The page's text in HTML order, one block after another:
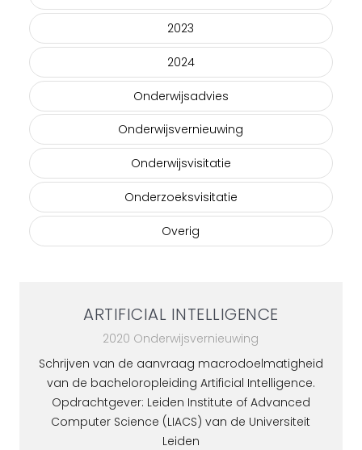
2023
2024
Onderwijsadvies
Onderwijsvernieuwing
Onderwijsvisitatie
Onderzoeksvisitatie
Overig
ARTIFICIAL INTELLIGENCE
2020 Onderwijsvernieuwing
Schrijven van de aanvraag macrodoelmatigheid
van de bacheloropleiding Artificial Intelligence.
Opdrachtgever: Leiden Institute of Advanced
Computer Science (LIACS) van de Universiteit
Leiden